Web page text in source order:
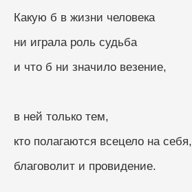
Какую б в жизни человека
ни играла роль судьба
и что б ни значило везение,
в ней только тем,
кто полагаются всецело на себя,
благоволит и провидение.